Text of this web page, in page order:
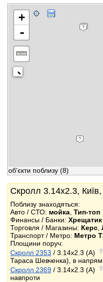
+
-
об'єкти поблизу (8)
Скролл 3.14x2.3,
Поблизу знаходяться:
Авто / СТО: мойка Тип-топ
Финансы / Банки: Хрещатик
Торговля / Магазины: Керс
Транспорт / Метро: Метро
Площини поруч:
Скролл 2353 / 3.14x2.3 (A)
Тараса Шевченка), в
Скролл 2369 / 3.14x2.3 (A)
навпроти